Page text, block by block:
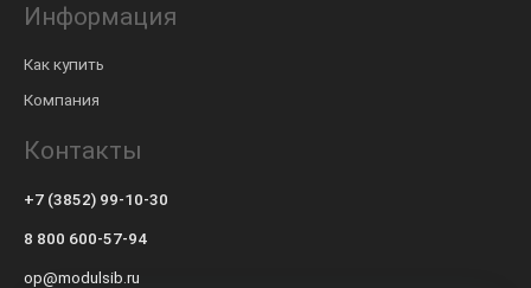
Информация
Как купить
Компания
Контакты
+7 (3852) 99-10-30
8 800 600-57-94
op@modulsib.ru